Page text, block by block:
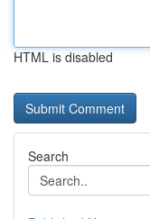
HTML is disabled
Search